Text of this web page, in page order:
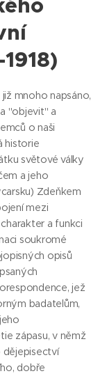
mnoho napsáno,
"objevit" a
o naši
historie
světové války
a jeho
Zdeňkem
mezi
a funkci
soukromé
opisů
jež
badatelům,
zápasu, v němž
dějepisectví
dobře